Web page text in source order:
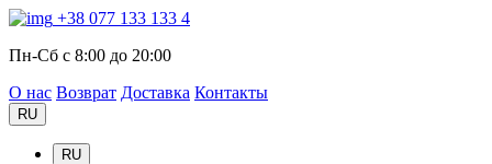
+38 077 133 133 4
Пн-Сб с 8:00 до 20:00
О нас Возврат Доставка Контакты
RU
RU